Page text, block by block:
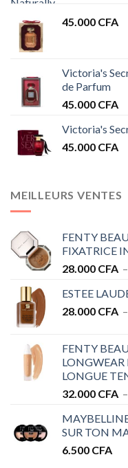
45.000 CFA
Victoria's
de Parfum
45.000 CFA
Victoria's
45.000 CFA
MEILLEURS VENTES
FENTY
FIXATRICE
28.000 CFA –
ESTEE
28.000 CFA –
FENTY
LONGUE
32.000 CFA –
SUR TON
6.500 CFA